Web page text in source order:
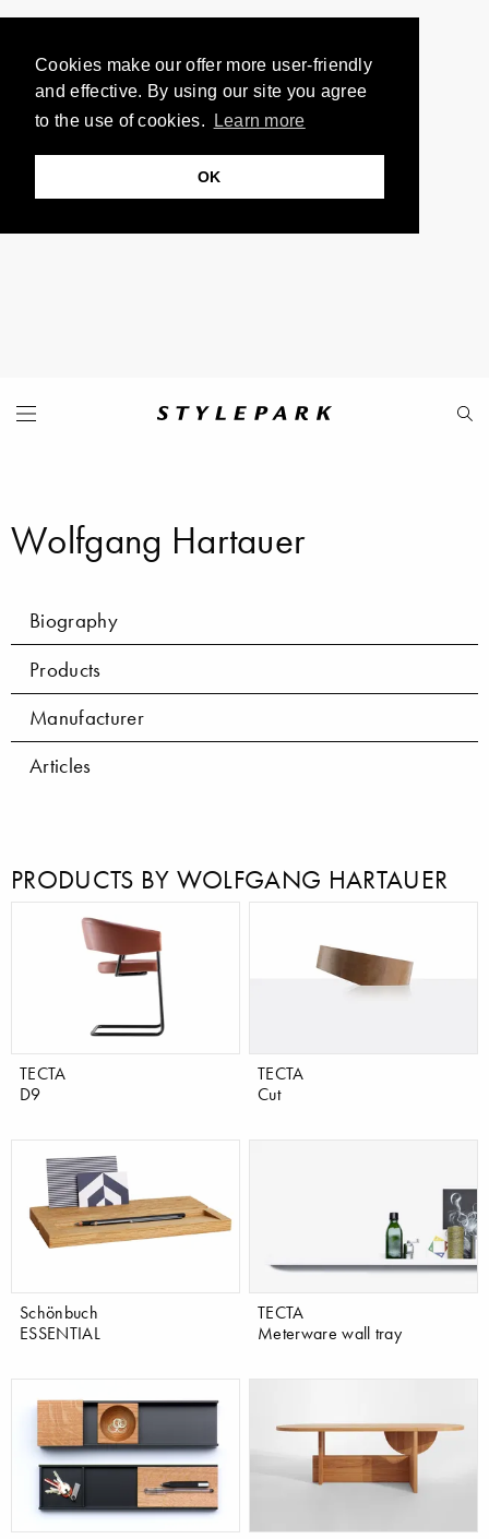
Cookies make our offer more user-friendly
and effective. By using our site you agree
to the use of cookies.
Learn more
OK
Wolfgang Hartauer
Biography
Products
Manufacturer
Articles
PRODUCTS BY WOLFGANG HARTAUER
TECTA
D9
TECTA
Cut
Schönbuch
ESSENTIAL
TECTA
Meterware wall tray